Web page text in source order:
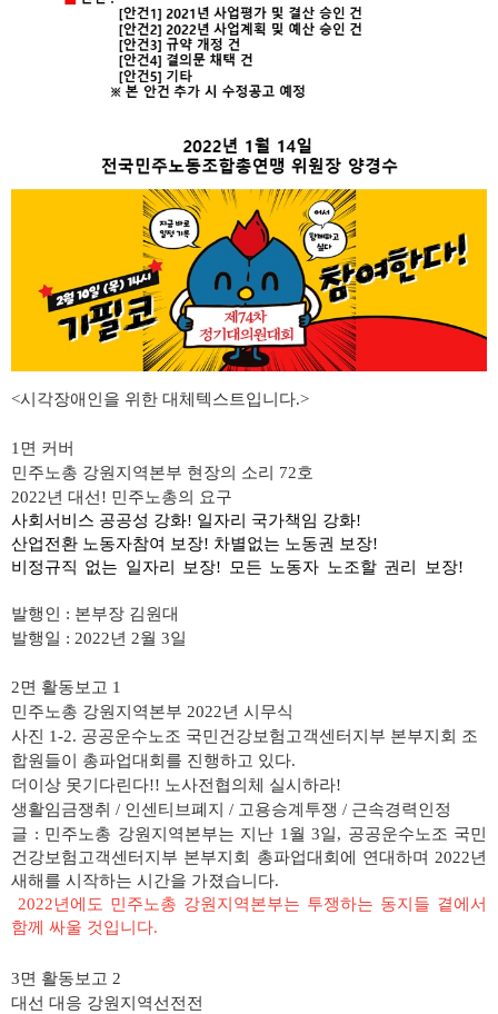
<시각장애인을 위한 대체텍스트입니다.>
1 면 커버
민주노총 강원지역본부 현장의 소리 72호
2022년 대선! 민주노총의 요구
사회서비스 공공성 강화! 일자리 국가책임 강화!
산업전환 노동자참여 보장! 차별없는 노동권 보장!
비정규직 없는 일자리 보장! 모든 노동자 노조할권리 보장!
발행인 : 본부장 김원대
발행일 : 2022년 2월 3일
2면 활동보고 1
민주노총 강원지역본부 2022년 시무식
사진 1-2. 공공운수노조 국민건강보험고객센터지부 본부지회 조
합원들이 총파업대회를 진행하고 있다.
더이상 못기다린다!! 노사전협의체 실시하라!
생활임금쟁취 / 인센티브폐지 / 고용승계투쟁 / 근속경력인정
글 : 민주노총 강원지역본부는 지난 1 월 3일, 공공운수노조 국민
건강보험고객센터지부 본부지회 총파업대회에 연대하며 2022년
새해를 시작하는 시간을 가졌습니다.
2022년에도 민주노총 강원지역본부는 투쟁하는 동지들 곁에서
함께 싸울 것입니다.
3면 활동보고 2
대선 대응 강원지역선전전